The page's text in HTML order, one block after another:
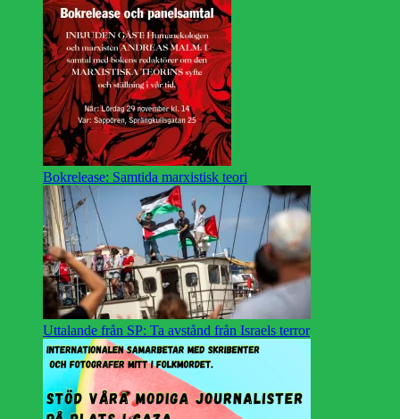
Bokrelease: Samtida marxistisk teori
Uttalande från SP: Ta avstånd från Israels terror